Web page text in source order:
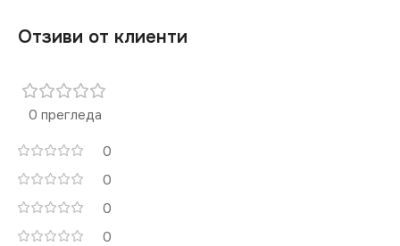
Отзиви от клиенти
0 прегледа
0
0
0
0